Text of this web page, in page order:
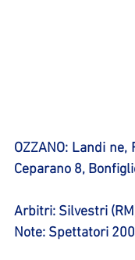
OZZANO: Landi ne,
Ceparano 8,
Arbitri: Silvestri
Note: Spettatori